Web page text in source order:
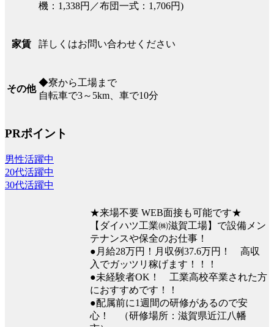
機：1,338円／布団一式：1,706円)
家賃 詳しくはお問い合わせください
その他
◆寮から工場まで
自転車で3～5km、車で10分
PRポイント
男性活躍中
20代活躍中
30代活躍中
★来場不要 WEB面接も可能です★
【ダイハツ工業㈱滋賀工場】で設備メン
テナンスや保全のお仕事！
●月給28万円！月収例37.6万円！ 高収
入でガッツリ稼げます！！！
●未経験者OK！ 工業高校卒業された方
におすすめです！！
●配属前に1週間の研修があるので安
心！ （研修場所：滋賀県近江八幡